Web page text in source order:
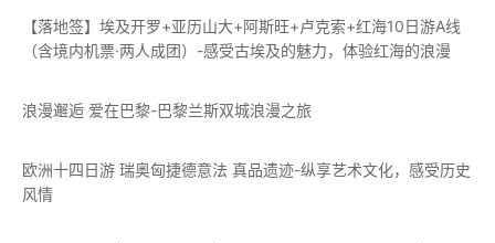
【落地签】埃及开罗+亚历山大+阿斯旺+卢克索+红海10日游A线
（含境内机票·两人成团）-感受古埃及的魅力，体验红海的浪漫
浪漫邂逅 爱在巴黎-巴黎兰斯双城浪漫之旅
欧洲十四日游 瑞奥匈捷德意法 真品遗迹-纵享艺术文化，感受历史
风情